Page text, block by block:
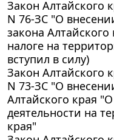
Закон Алтайского
N 76-ЗС "О
закона
налоге на
вступил в силу)
Закон Алтайского
N 73-ЗС "О
Алтайского края
деятельности на
края"